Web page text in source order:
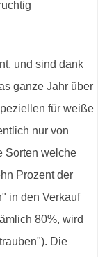
und sind dank
ganze Jahr über
für weiße
nur von
Sorten welche
Prozent der
in den Verkauf
80%, wird
Die